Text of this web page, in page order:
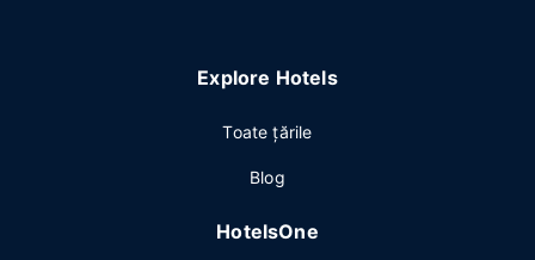
Explore Hotels
Toate ţările
Blog
HotelsOne